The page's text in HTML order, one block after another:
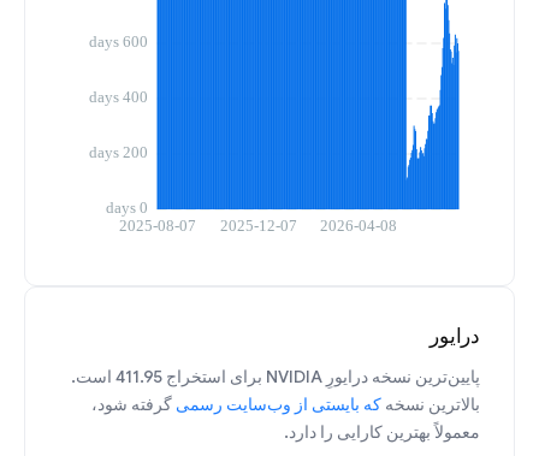
درایور
پایین‌ترین نسخه درایورِ NVIDIA برای استخراج 411.95 است.
بالاترین نسخه که بایستی از وب‌سایت رسمی گرفته شود،
معمولاً بهترین کارایی را دارد.